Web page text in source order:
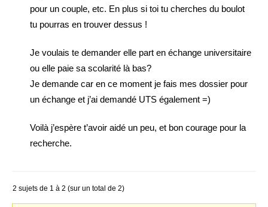
pour un couple, etc. En plus si toi tu cherches du boulot
tu pourras en trouver dessus !
Je voulais te demander elle part en échange universitaire
ou elle paie sa scolarité là bas?
Je demande car en ce moment je fais mes dossier pour
un échange et j’ai demandé UTS également =)
Voilà j’espère t’avoir aidé un peu, et bon courage pour la
recherche.
2 sujets de 1 à 2 (sur un total de 2)